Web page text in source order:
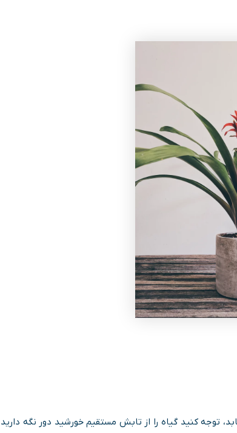
توجه کنید گیاه را از تابش مستقیم خورشید دور نگه دارید